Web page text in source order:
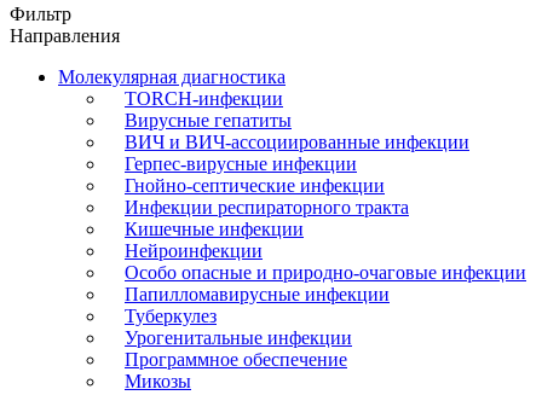
Фильтр
Направления
Молекулярная диагностика
TORCH-инфекции
Вирусные гепатиты
ВИЧ и ВИЧ-ассоциированные инфекции
Герпес-вирусные инфекции
Гнойно-септические инфекции
Инфекции респираторного тракта
Кишечные инфекции
Нейроинфекции
Особо опасные и природно-очаговые инфекции
Папилломавирусные инфекции
Туберкулез
Урогенитальные инфекции
Программное обеспечение
Микозы